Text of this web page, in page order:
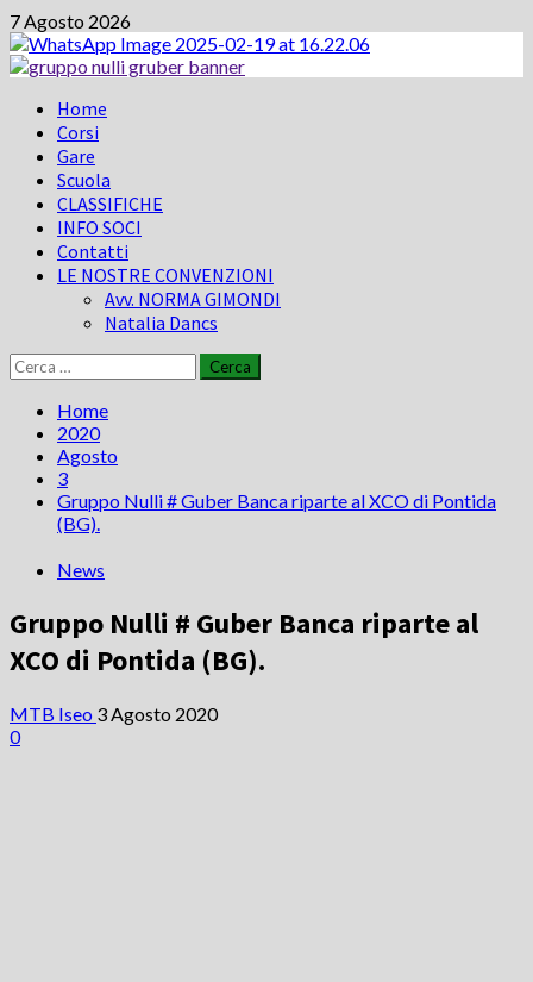
Vai
al
contenuto
7 Agosto 2026
Menu
principale
Home
Corsi
Gare
Scuola
CLASSIFICHE
INFO SOCI
Contatti
LE NOSTRE CONVENZIONI
Avv. NORMA GIMONDI
Natalia Dancs
Ricerca
per:
Home
2020
Agosto
3
Gruppo Nulli # Guber Banca riparte al XCO di Pontida
(BG).
News
Gruppo Nulli # Guber Banca riparte al
XCO di Pontida (BG).
MTB Iseo 3 Agosto 2020
0